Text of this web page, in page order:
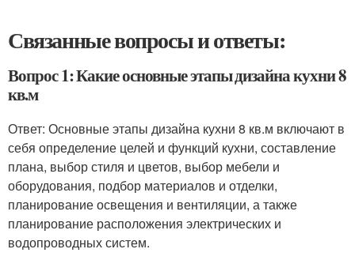
Связанные вопросы и ответы:
Вопрос 1: Какие основные этапы дизайна кухни 8
кв.м
Ответ: Основные этапы дизайна кухни 8 кв.м включают в
себя определение целей и функций кухни, составление
плана, выбор стиля и цветов, выбор мебели и
оборудования, подбор материалов и отделки,
планирование освещения и вентиляции, а также
планирование расположения электрических и
водопроводных систем.